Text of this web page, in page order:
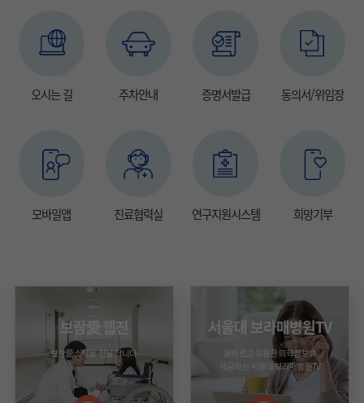
오시는 길 주차안내 증명서발급 동의서/위임장
모바일앱 진료협력실 연구지원시스템 희망기부
보람愛 웹진
보람愛 소식을 전달 합니다.
서울대 보라매병원TV
올바르고 유용한 의학정보를
제공하는 서울대 보라매병원TV